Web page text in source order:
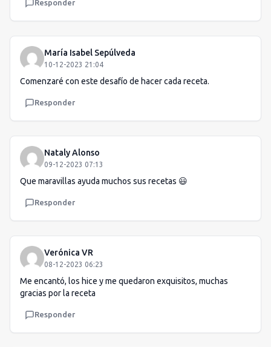
Responder
María Isabel Sepúlveda
10-12-2023 21:04
Comenzaré con este desafío de hacer cada receta.
Responder
Nataly Alonso
09-12-2023 07:13
Que maravillas ayuda muchos sus recetas 😃
Responder
Verónica VR
08-12-2023 06:23
Me encantó, los hice y me quedaron exquisitos, muchas
gracias por la receta
Responder